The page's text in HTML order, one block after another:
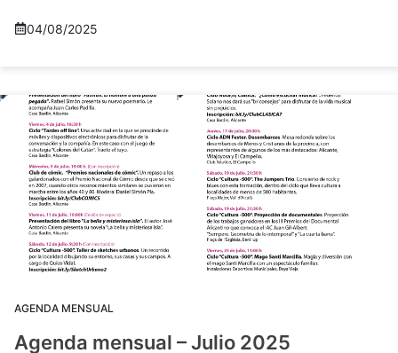
04/08/2025
AGENDA MENSUAL
Agenda mensual – Julio 2025